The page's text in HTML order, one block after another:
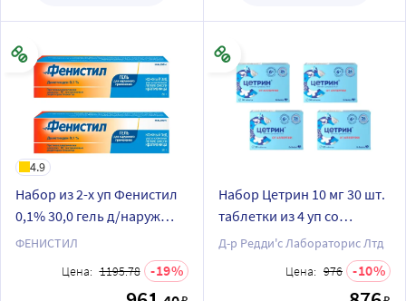
4.9
Набор из 2-х уп Фенистил
0,1% 30,0 гель д/наруж
прим
ФЕНИСТИЛ
Цена: 1195.78 19
Набор Цетрин 10 мг 30 шт.
таблетки из 4 уп со
скидкой
Д-р Редди'с Лабораторис Лтд
Цена: 976 10